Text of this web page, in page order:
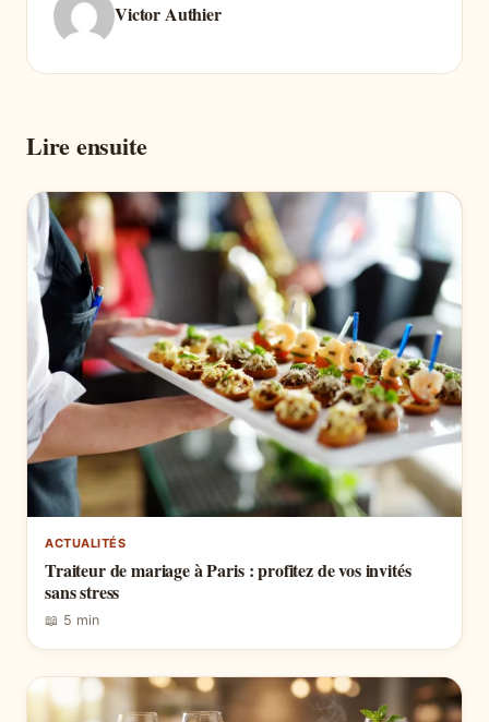
Victor Authier
Lire ensuite
ACTUALITÉS
Traiteur de mariage à Paris : profitez de vos invités
sans stress
📖 5 min